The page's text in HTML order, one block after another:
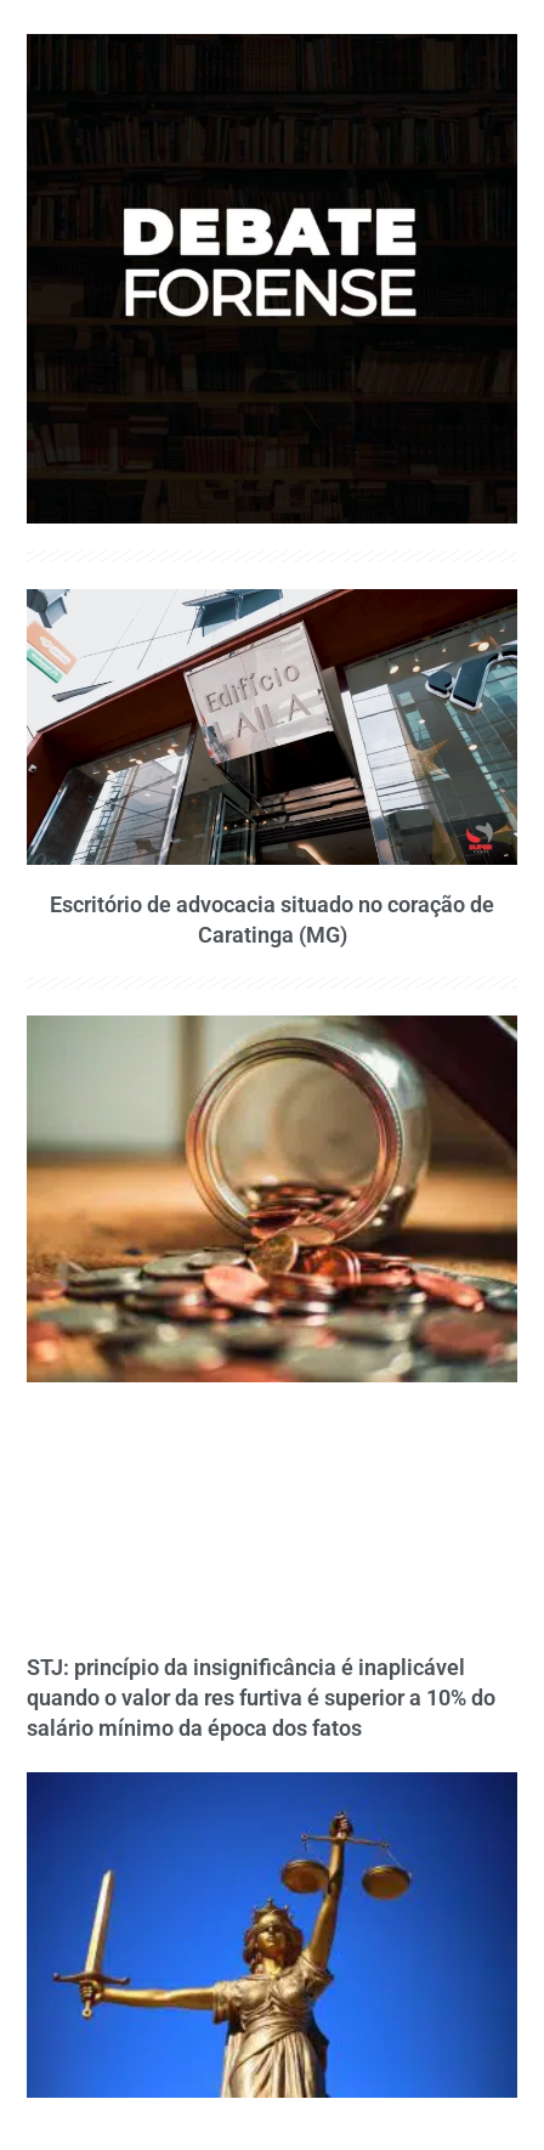
Escritório de advocacia situado no coração de
Caratinga (MG)
STJ: princípio da insignificância é inaplicável
quando o valor da res furtiva é superior a 10% do
salário mínimo da época dos fatos